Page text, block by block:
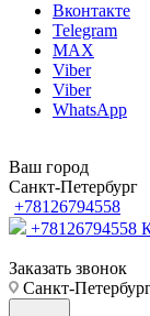
Вконтакте
Telegram
MAX
Viber
Viber
WhatsApp
Ваш город
Санкт-Петербург
+78126794558
+78126794558
Заказать звонок
Санкт-